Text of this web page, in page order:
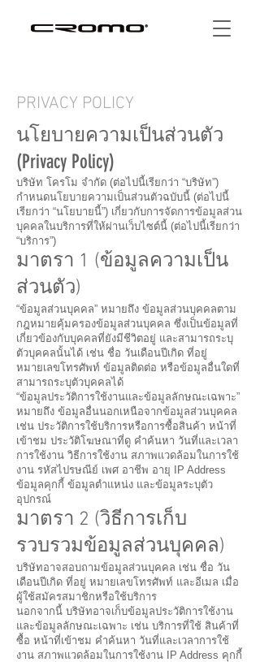
PRIVACY POLICY
นโยบายความเป็นส่วนตัว
(Privacy Policy)
บริษัท โครโม จำกัด (ต่อไปนี้เรียกว่า “บริษัท”)
กำหนดนโยบายความเป็นส่วนตัวฉบับนี้ (ต่อไปนี้
เรียกว่า “นโยบายนี้”) เกี่ยวกับการจัดการข้อมูลส่วน
บุคคลในบริการที่ให้ผ่านเว็บไซต์นี้ (ต่อไปนี้เรียกว่า
“บริการ”)
มาตรา 1 (ข้อมูลความเป็น
ส่วนตัว)
“ข้อมูลส่วนบุคคล” หมายถึง ข้อมูลส่วนบุคคลตาม
กฎหมายคุ้มครองข้อมูลส่วนบุคคล ซึ่งเป็นข้อมูลที่
เกี่ยวข้องกับบุคคลที่ยังมีชีวิตอยู่ และสามารถระบุ
ตัวบุคคลนั้นได้ เช่น ชื่อ วันเดือนปีเกิด ที่อยู่
หมายเลขโทรศัพท์ ข้อมูลติดต่อ หรือข้อมูลอื่นใดที่
สามารถระบุตัวบุคคลได้
“ข้อมูลประวัติการใช้งานและข้อมูลลักษณะเฉพาะ”
หมายถึง ข้อมูลอื่นนอกเหนือจากข้อมูลส่วนบุคคล
เช่น ประวัติการใช้บริการหรือการซื้อสินค้า หน้าที่
เข้าชม ประวัติโฆษณาที่ดู คำค้นหา วันที่และเวลา
การใช้งาน วิธีการใช้งาน สภาพแวดล้อมในการใช้
งาน รหัสไปรษณีย์ เพศ อาชีพ อายุ IP Address
ข้อมูลคุกกี้ ข้อมูลตำแหน่ง และข้อมูลระบุตัว
อุปกรณ์
มาตรา 2 (วิธีการเก็บ
รวบรวมข้อมูลส่วนบุคคล)
บริษัทอาจสอบถามข้อมูลส่วนบุคคล เช่น ชื่อ วัน
เดือนปีเกิด ที่อยู่ หมายเลขโทรศัพท์ และอีเมล เมื่อ
ผู้ใช้สมัครสมาชิกหรือใช้บริการ
นอกจากนี้ บริษัทอาจเก็บข้อมูลประวัติการใช้งาน
และข้อมูลลักษณะเฉพาะ เช่น บริการที่ใช้ สินค้าที่
ซื้อ หน้าที่เข้าชม คำค้นหา วันที่และเวลาการใช้
งาน สภาพแวดล้อมในการใช้งาน IP Address คุกกี้